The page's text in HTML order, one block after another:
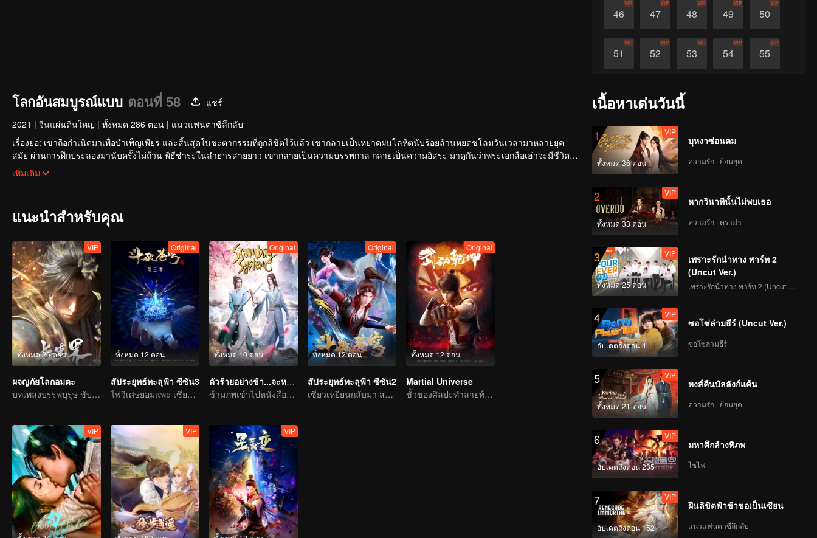
46
VIP
47
VIP
48
VIP
49
VIP
50
VIP
51
VIP
52
VIP
53
VIP
54
VIP
55
VIP
โลกอันสมบูรณ์แบบ ตอนที่ 58
แชร์
2021 | จีนแผ่นดินใหญ่ | ทั้งหมด 286 ตอน | แนวแฟนตาซีลึกลับ
เรื่องย่อ: เขาถือกำเนิดมาเพื่อบำเพ็ญเพียร และสิ้นสุดในชะตากรรมที่ถูกลิขิตไว้แล้ว เขากลายเป็นหยาดฝนโลหิตนับร้อยล้านหยดชโลมวันเวลามาหลายยุค
สมัย ผ่านการฝึกประลองมานับครั้งไม่ถ้วน พิธีชำระในลำธารสายยาว เขากลายเป็นความบรรพกาล กลายเป็นความอิสระ มาดูกันว่าพระเอกสือเฮ่าจะมีชีวิตที่
สว่างพร่างพราวและสร้างตำนานที่ไม่รู้จบอย่างไร
เพิ่มเติม
แนะนำสำหรับคุณ
ทั้งหมด 26 ตอน
VIP
ผจญภัยโลกอมตะ
บทเพลงบรรพบุรุษ ขับขานด้วยเลือดและน้ำตา
ทั้งหมด 12 ตอน
Original
สัประยุทธ์ทะลุฟ้า ซีซัน3
ไฟวิเศษยอมแพะ เซียวเหยียนรู้ซึ้งและใช้เป็นทักษะพุทธพิโรธบัวไฟ
ทั้งหมด 10 ตอน
Original
ตัวร้ายอย่างข้า...จะหนีเอาตัวรอดยังไงดี
ข้ามภพเข้าไปหนังสือและเป็นนาง(นาย)ร้ายและโหดร้ายทารุณต่อพระเอก
ทั้งหมด 12 ตอน
Original
สัประยุทธ์ทะลุฟ้า ซีซัน2
เซียวเหยียนกลับมา สถานการณ์ผันแปรอย่างคาดกันไม่ถึง
ทั้งหมด 12 ตอน
Original
Martial Universe
ขั้วของศิลปะทำลายท้องฟ้าและย้ายจักรวาล
VIP VIP VIP
เนื้อหาเด่นวันนี้
1
ทั้งหมด 36 ตอน
VIP
บุหงาซ่อนคม
ความรัก · ย้อนยุค
2
ทั้งหมด 33 ตอน
VIP
หากวินาทีนั้นไม่พบเธอ
ความรัก · ดราม่า
3
ทั้งหมด 25 ตอน
VIP
เพราะรักนำทาง พาร์ท 2
(Uncut Ver.)
4
อัปเดตถึงตอน 4
VIP
ซอโซ่ล่ามธีร์ (Uncut Ver.)
ซอโซ่ล่ามธีร์
5
ทั้งหมด 21 ตอน
VIP
หงส์คืนบัลลังก์แค้น
ความรัก · ย้อนยุค
6
อัปเดตถึงตอน 235
VIP
มหาศึกล้างพิภพ
ไซไฟ
7
อัปเดตถึงตอน 152
VIP
ฝืนลิขิตฟ้าข้าขอเป็นเซียน
แนวแฟนตาซีลึกลับ